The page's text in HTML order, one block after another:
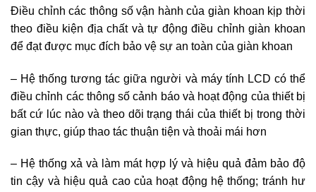
Điều chỉnh các thông số vận hành của giàn khoan kịp thời
theo điều kiện địa chất và tự động điều chỉnh giàn khoan
để đạt được mục đích bảo vệ sự an toàn của giàn khoan
– Hệ thống tương tác giữa người và máy tính LCD có thể
điều chỉnh các thông số cảnh báo và hoạt động của thiết bị
bất cứ lúc nào và theo dõi trạng thái của thiết bị trong thời
gian thực, giúp thao tác thuận tiện và thoải mái hơn
– Hệ thống xả và làm mát hợp lý và hiệu quả đảm bảo độ
tin cậy và hiệu quả cao của hoạt động hệ thống; tránh hư